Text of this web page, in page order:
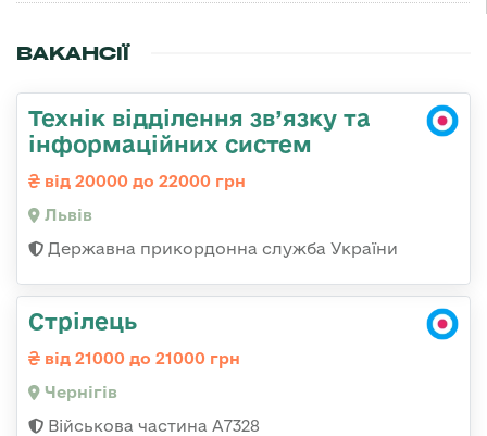
ВАКАНСІЇ
Технік відділення зв’язку та
інформаційних систем
від 20000 до 22000 грн
Львів
Державна прикордонна служба України
Стрілець
від 21000 до 21000 грн
Чернігів
Військова частина А7328